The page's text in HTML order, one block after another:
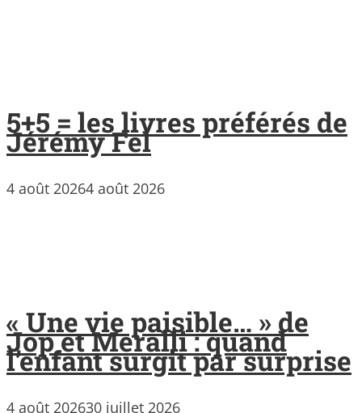
5+5 = les livres préférés de
Jérémy Fel
4 août 20264 août 2026
« Une vie paisible… » de
Jop et Meralli : quand
l’enfant surgit par surprise
4 août 202630 juillet 2026